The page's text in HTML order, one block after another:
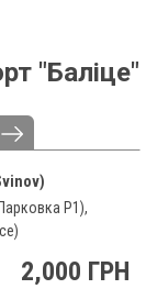
"Баліце"
P1),
2,000 ГРН